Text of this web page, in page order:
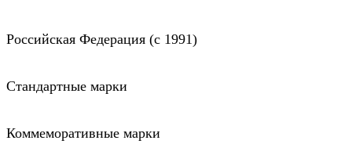
Российская Федерация (c 1991)
Стандартные марки
Коммеморативные марки